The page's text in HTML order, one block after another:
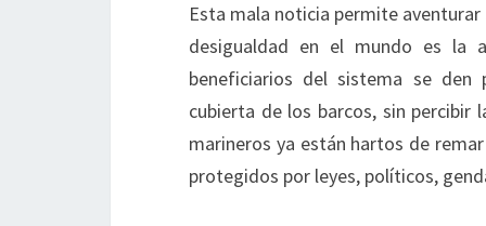
Esta mala noticia permite
desigualdad en el mundo es la
beneficiarios del sistema se den
cubierta de los barcos, sin percibir
marineros ya están hartos de
protegidos por leyes, políticos,